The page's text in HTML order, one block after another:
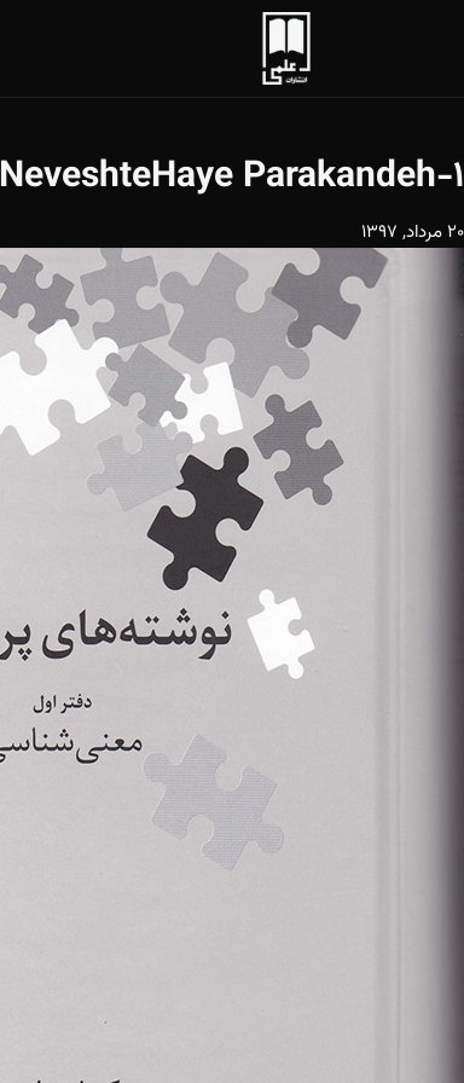
NeveshteHaye Parakandeh-1
20 مرداد, 1397